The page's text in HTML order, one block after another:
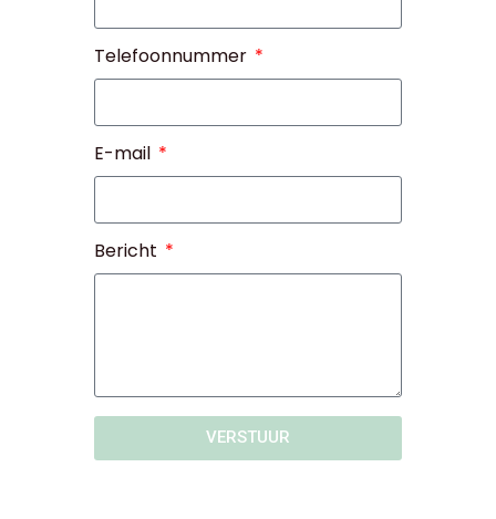
Telefoonnummer
E-mail
Bericht
VERSTUUR